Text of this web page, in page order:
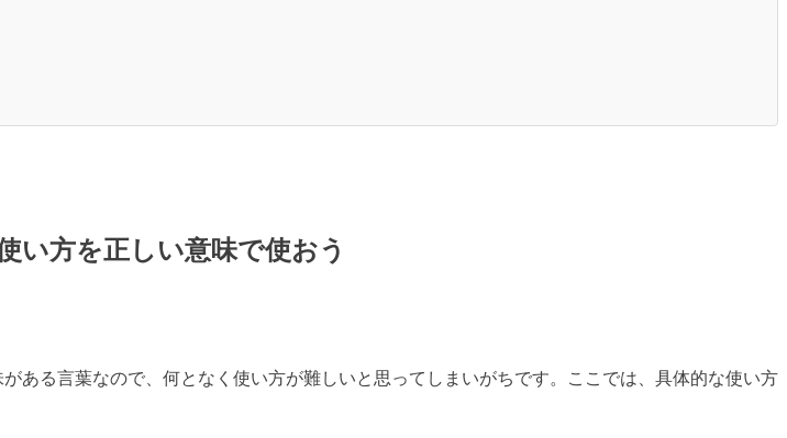
い方を正しい意味で使おう
ある言葉なので、何となく使い方が難しいと思ってしまいがちです。ここでは、具体的な使い方